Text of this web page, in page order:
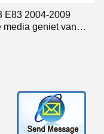
E83 2004-2009
geniet van